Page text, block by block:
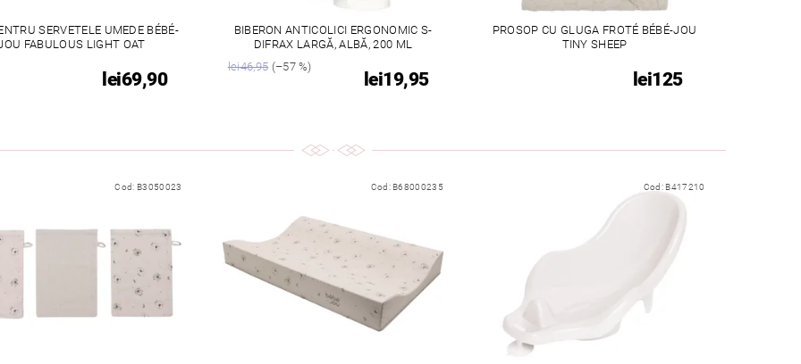
SERVETELE UMEDE BÉBÉ-
FABULOUS LIGHT OAT
lei69,90
BIBERON ANTICOLICI ERGONOMIC S-
DIFRAX LARGĂ, ALBĂ, 200 ML
lei46,95(–57 %)
lei19,95
PROSOP CU GLUGA FROTÉ BÉBÉ-JOU
TINY SHEEP
lei125
Cod: B3050023 Cod: B68000235 Cod: B417210